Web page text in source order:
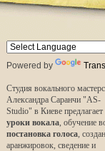
Powered by
Студия вокального
Александра Саранчи "AS-
Studio" в Киеве предлагает
уроки вокала, обучение
постановка голоса,
аранжировок, сведение и